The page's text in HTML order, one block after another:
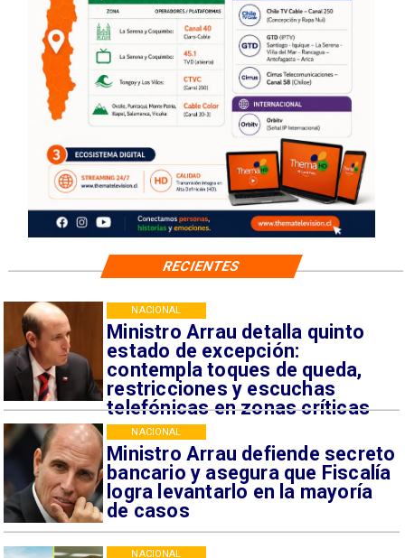
Ministro Arrau detalla quinto
estado de excepción:
contempla toques de queda,
restricciones y escuchas
telefónicas en zonas críticas
NACIONAL
Ministro Arrau defiende secreto
bancario y asegura que Fiscalía
logra levantarlo en la mayoría
de casos
NACIONAL
NACIONAL
RECIENTES